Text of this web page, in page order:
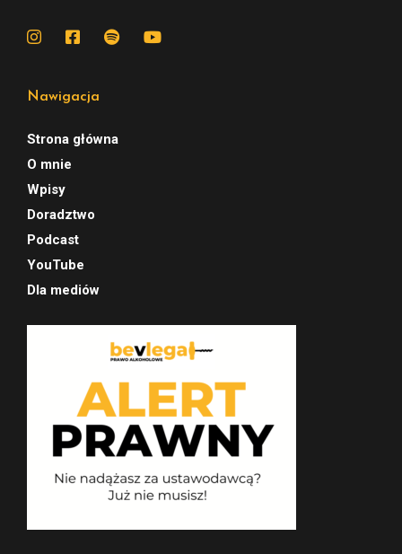
Nawigacja
Strona główna
O mnie
Wpisy
Doradztwo
Podcast
YouTube
Dla mediów